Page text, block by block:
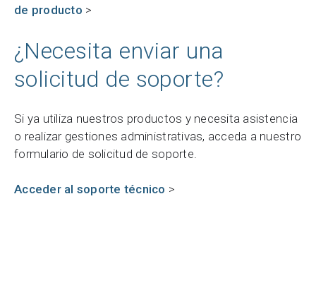
de producto >
¿Necesita enviar una
solicitud de soporte?
Si ya utiliza nuestros productos y necesita asistencia
o realizar gestiones administrativas, acceda a nuestro
formulario de solicitud de soporte.
Acceder al soporte técnico >